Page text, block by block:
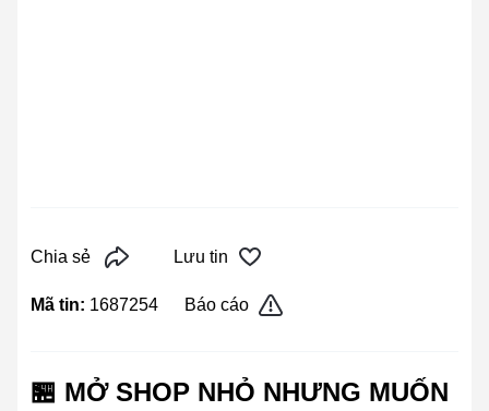
Chia sẻ Lưu tin
Mã tin: 1687254 Báo cáo
🏪 MỞ SHOP NHỎ NHƯNG MUỐN